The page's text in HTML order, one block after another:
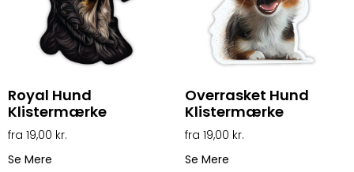
Royal Hund
Klistermærke
19,00 kr.
Se Mere
Overrasket Hund
Klistermærke
19,00 kr.
Se Mere